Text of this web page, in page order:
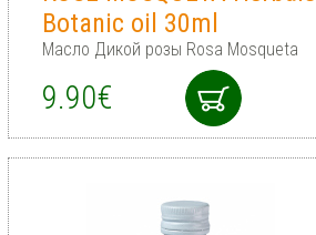
Botanic oil 30ml
Масло Дикой розы Rosa Mosqueta
9.90€